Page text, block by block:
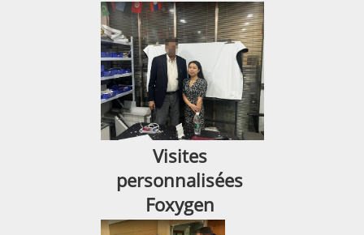
Visites
personnalisées
Foxygen